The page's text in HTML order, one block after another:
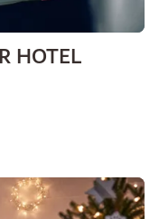
HOTEL